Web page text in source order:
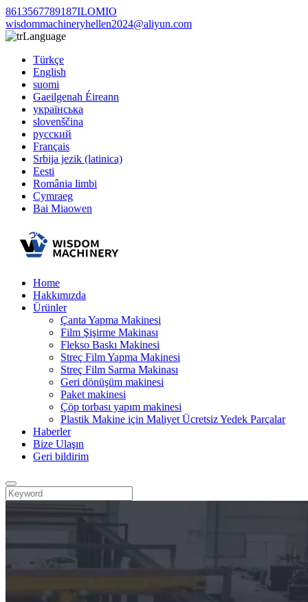
8613567789187ILOMIO
wisdommachineryhellen2024@aliyun.com
Language
Türkçe
English
suomi
Gaeilgenah Éireann
українська
slovenščina
русский
Français
Srbija jezik (latinica)
Eesti
România limbi
Cymraeg
Bai Miaowen
Home
Hakkımızda
Ürünler
Çanta Yapma Makinesi
Film Şişirme Makinası
Flekso Baskı Makinesi
Streç Film Yapma Makinesi
Streç Film Sarma Makinası
Geri dönüşüm makinesi
Paket makinesi
Çöp torbası yapım makinesi
Plastik Makine için Maliyet Ücretsiz Yedek Parçalar
Haberler
Bize Ulaşın
Geri bildirim